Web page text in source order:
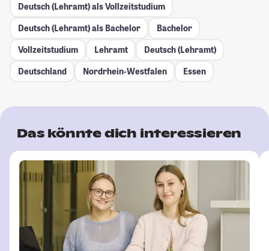
Deutsch (Lehramt) als Vollzeitstudium
Deutsch (Lehramt) als Bachelor
Bachelor
Vollzeitstudium
Lehramt
Deutsch (Lehramt)
Deutschland
Nordrhein-Westfalen Essen
Das könnte dich interessieren